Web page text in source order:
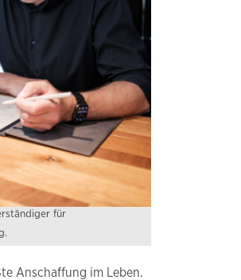
für
Anschaffung im Leben.